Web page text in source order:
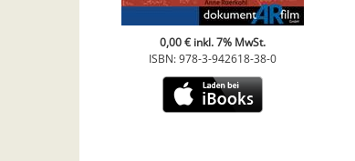
0,00 € inkl. 7% MwSt.
ISBN: 978-3-942618-38-0